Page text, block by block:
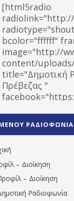
[html5radio
bcolor="ffffff"
image="http://
content/uploads/
title="Δημοτική
Πρέβεζας "
facebook="https://
– Διοίκηση
– Διοίκηση
Ραδιοφωνία